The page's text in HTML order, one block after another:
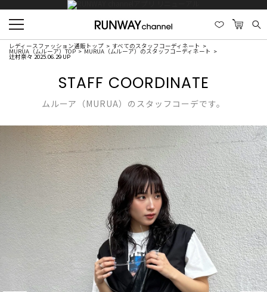
レディースファッション通販トップ すべてのスタッフコーディネート
MURUA（ムルーア）TOP MURUA（ムルーア）のスタッフコーディネート
辻村奈々 2025.06.29 UP
STAFF COORDINATE
ムルーア（MURUA）のスタッフコーデです。